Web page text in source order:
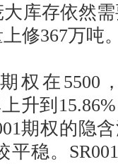
库存依然
修367万吨
在5500
升到
期权的隐
平稳。